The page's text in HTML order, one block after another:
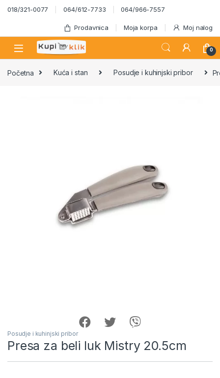
Skip to navigation
Skip to content
018/321-0077 064/612-7733 064/966-7557
Prodavnica Moja korpa Moj nalog
0
Početna Kuća i stan Posudje i kuhinjski pribor
Posudje i kuhinjski pribor
Presa za beli luk Mistry 20.5cm